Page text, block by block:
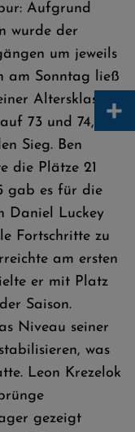
Aufgrund
wurde der
um jeweils
am Sonntag ließ
Altersklasse
73 und 74,5
Sieg. Ben
die Plätze 21
gab es für die
Daniel Luckey
Fortschritte zu
am ersten
er mit Platz
Saison.
Niveau seiner
was
Leon Krezelok
gezeigt
+